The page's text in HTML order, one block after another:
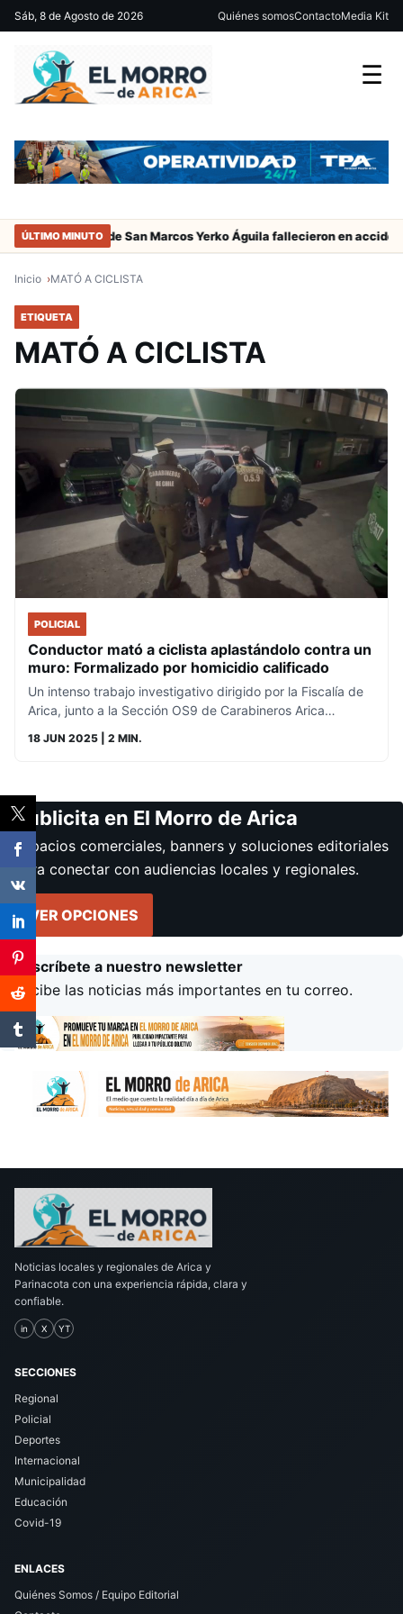
Sáb, 8 de Agosto de 2026 Quiénes somosContactoMedia Kit
☰
ÚLTIMO MINUTO
del jugador de San Marcos Yerko Águila fallecieron en
Inicio MATÓ A CICLISTA
ETIQUETA
MATÓ A CICLISTA
POLICIAL
Conductor mató a ciclista aplastándolo contra un
muro: Formalizado por homicidio calificado
Un intenso trabajo investigativo dirigido por la Fiscalía de
Arica, junto a la Sección OS9 de Carabineros Arica…
18 JUN 2025 | 2 MIN.
Publicita en El Morro de Arica
Espacios comerciales, banners y soluciones editoriales
para conectar con audiencias locales y regionales.
VER OPCIONES
Suscríbete a nuestro newsletter
Recibe las noticias más importantes en tu correo.
Noticias locales y regionales de Arica y
Parinacota con una experiencia rápida, clara y
confiable.
in X YT
SECCIONES
Regional
Policial
Deportes
Internacional
Municipalidad
Educación
Covid-19
ENLACES
Quiénes Somos / Equipo Editorial